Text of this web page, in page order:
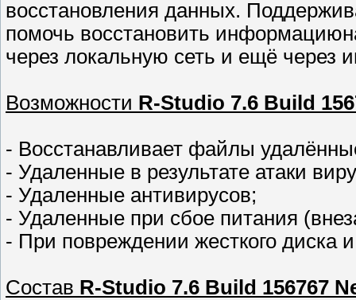
восстановления данных.
помочь восстановить
через локальную сеть и ещё через
Возможности R-Studio 7.6 Build
- Восстанавливает файлы
- Удаленные в результате атаки
- Удаленные антивирусов;
- Удаленные при сбое питания
- При повреждении жесткого диска и
Состав R-Studio 7.6 Build 156767